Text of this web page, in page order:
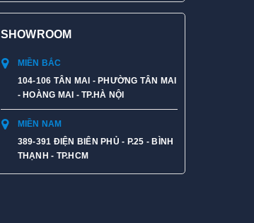
SHOWROOM
MIỀN BẮC
104-106 TÂN MAI - PHƯỜNG TÂN MAI
- HOÀNG MAI - TP.HÀ NỘI
MIỀN NAM
389-391 ĐIỆN BIÊN PHỦ - P.25 - BÌNH
THẠNH - TP.HCM